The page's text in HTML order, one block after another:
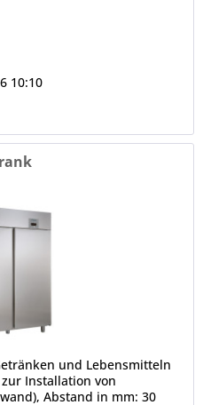
10:10
und Lebensmitteln
Installation von
Abstand in mm: 30